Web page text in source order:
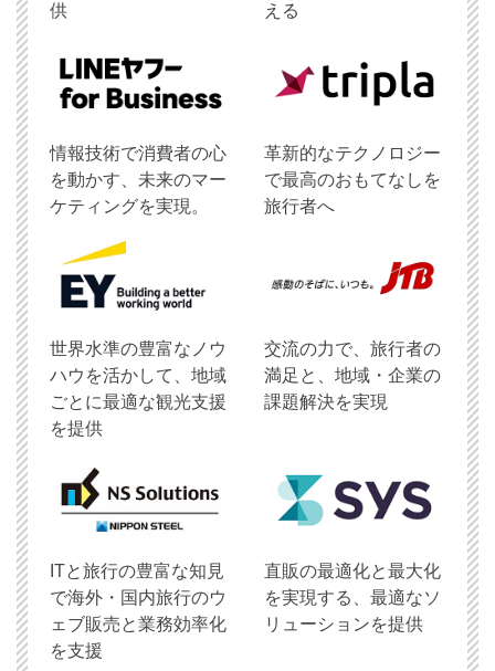
供
える
情報技術で消費者の心
を動かす、未来のマー
ケティングを実現。
革新的なテクノロジー
で最高のおもてなしを
旅行者へ
世界水準の豊富なノウ
ハウを活かして、地域
ごとに最適な観光支援
を提供
交流の力で、旅行者の
満足と、地域・企業の
課題解決を実現
ITと旅行の豊富な知見
で海外・国内旅行のウ
ェブ販売と業務効率化
を支援
直販の最適化と最大化
を実現する、最適なソ
リューションを提供